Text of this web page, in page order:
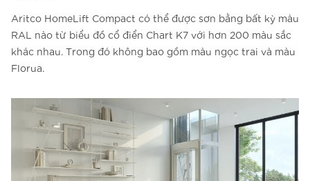
Aritco HomeLift Compact có thể được sơn bằng bất kỳ màu
RAL nào từ biểu đồ cổ điển Chart K7 với hơn 200 màu sắc
khác nhau. Trong đó không bao gồm màu ngọc trai và màu
Florua.